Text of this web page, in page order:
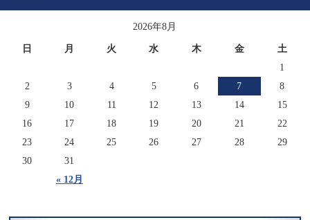
2026年8月
日 月 火 水 木 金 土
« 12月
1
2
3 4 5 6 7
8
9
10 11 12 13 14
15
16
17 18 19 20 21
22
23
24 25 26 27 28
29
30
31